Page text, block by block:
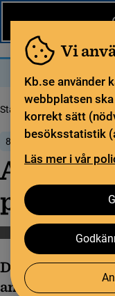
Vi
Kb.se använder
webbplatsen
korrekt sätt
besöksstatistik
Läs mer i vår
Startsida Nytt från KB
8 april 2025
Publicera Öppen
Den 6 maj kl.
användarträff